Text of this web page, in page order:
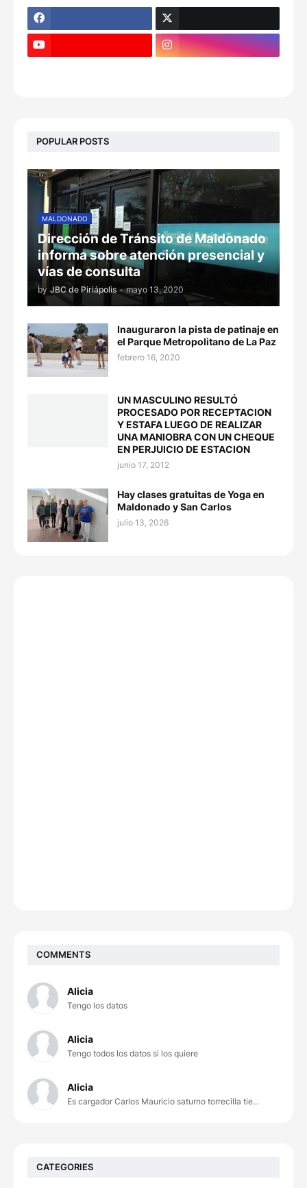
POPULAR POSTS
MALDONADO
Dirección de Tránsito de Maldonado
informa sobre atención presencial y
vías de consulta
by JBC de Piriápolis - mayo 13, 2020
Inauguraron la pista de patinaje en
el Parque Metropolitano de La Paz
febrero 16, 2020
UN MASCULINO RESULTÓ
PROCESADO POR RECEPTACION
Y ESTAFA LUEGO DE REALIZAR
UNA MANIOBRA CON UN CHEQUE
EN PERJUICIO DE ESTACION
junio 17, 2012
Hay clases gratuitas de Yoga en
Maldonado y San Carlos
julio 13, 2026
COMMENTS
Alicia
Tengo los datos
Alicia
Tengo todos los datos si los quiere
Alicia
Es cargador Carlos Mauricio saturno torrecilla tie...
CATEGORIES